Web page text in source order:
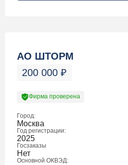
АО ШТОРМ
200 000 ₽
Фирма проверена
Город:
Москва
Год регистрации:
2025
Госзаказы
Нет
Основной ОКВЭД: